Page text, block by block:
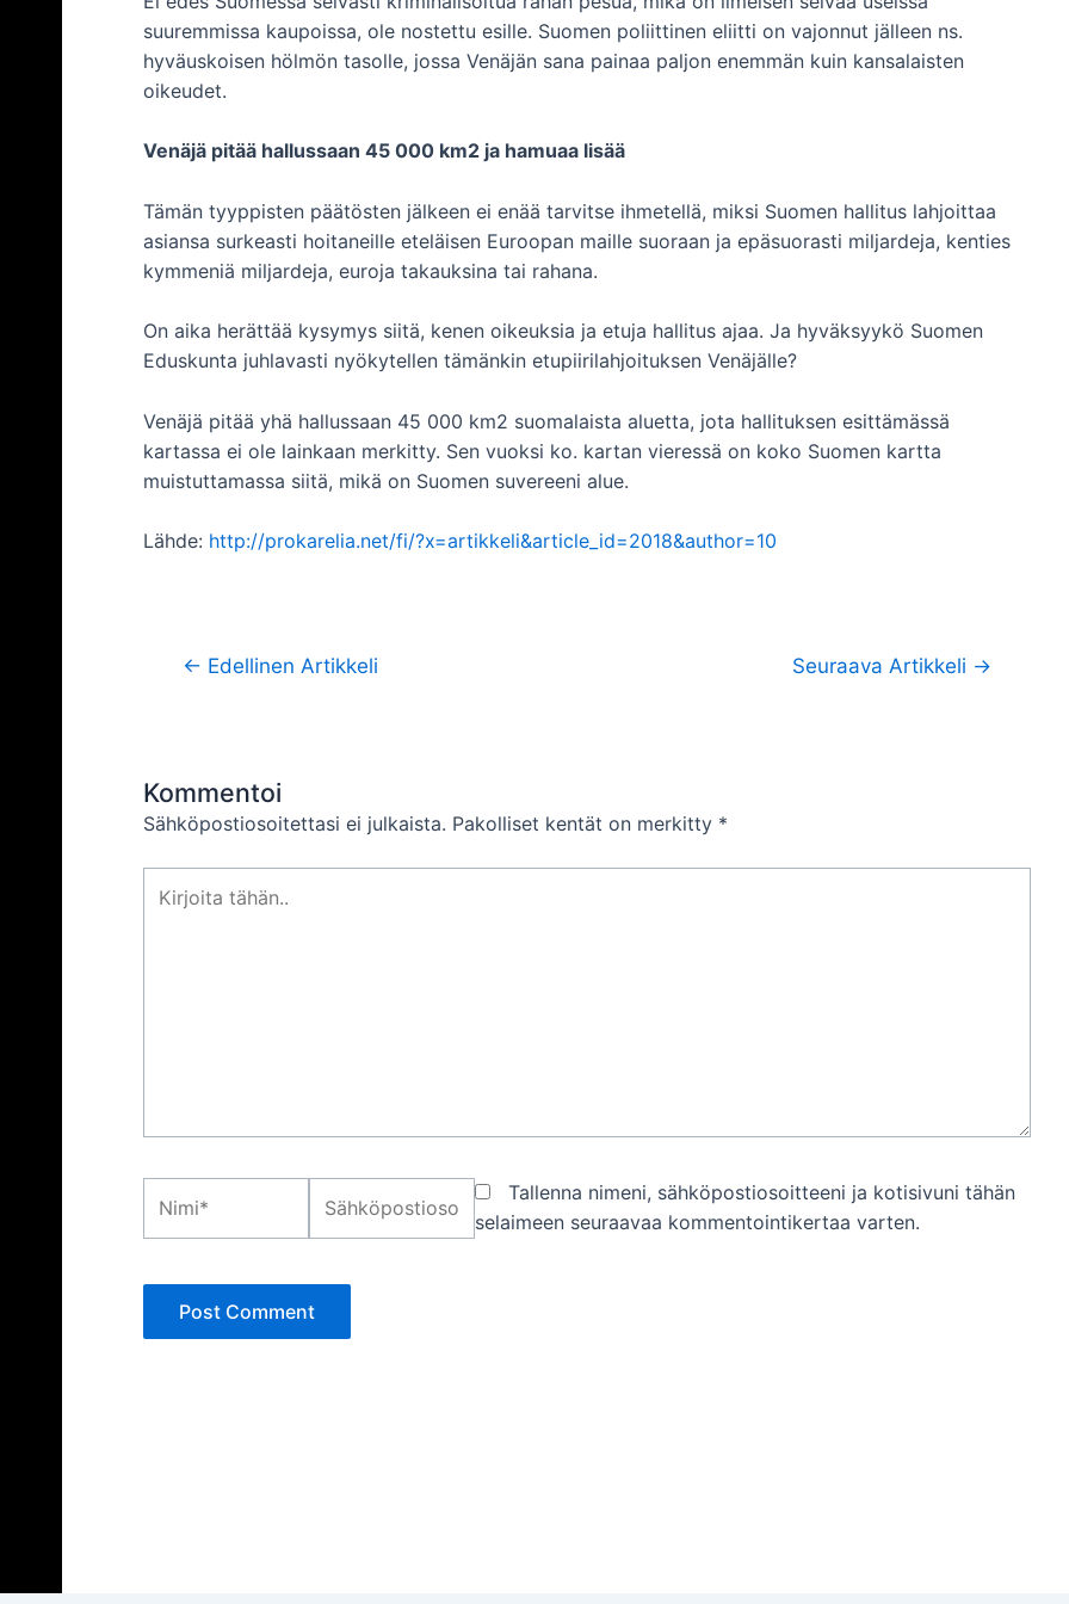
suuremmissa kaupoissa, ole nostettu esille. Suomen poliittinen eliitti on vajonnut jälleen ns.
hyväuskoisen hölmön tasolle, jossa Venäjän sana painaa paljon enemmän kuin kansalaisten
oikeudet.
Venäjä pitää hallussaan 45 000 km2 ja hamuaa lisää
Tämän tyyppisten päätösten jälkeen ei enää tarvitse ihmetellä, miksi Suomen hallitus lahjoittaa
asiansa surkeasti hoitaneille eteläisen Euroopan maille suoraan ja epäsuorasti miljardeja, kenties
kymmeniä miljardeja, euroja takauksina tai rahana.
On aika herättää kysymys siitä, kenen oikeuksia ja etuja hallitus ajaa. Ja hyväksyykö Suomen
Eduskunta juhlavasti nyökytellen tämänkin etupiirilahjoituksen Venäjälle?
Venäjä pitää yhä hallussaan 45 000 km2 suomalaista aluetta, jota hallituksen esittämässä
kartassa ei ole lainkaan merkitty. Sen vuoksi ko. kartan vieressä on koko Suomen kartta
muistuttamassa siitä, mikä on Suomen suvereeni alue.
Lähde: http://prokarelia.net/fi/?x=artikkeli&article_id=2018&author=10
Artikkelien
← Edellinen Artikkeli Seuraava Artikkeli →
Kommentoi
Sähköpostiosoitettasi ei julkaista. Pakolliset kentät on merkitty *
tähän..
Sähköpostiosoite*
Tallenna nimeni, sähköpostiosoitteeni ja kotisivuni tähän
selaimeen seuraavaa kommentointikertaa varten.